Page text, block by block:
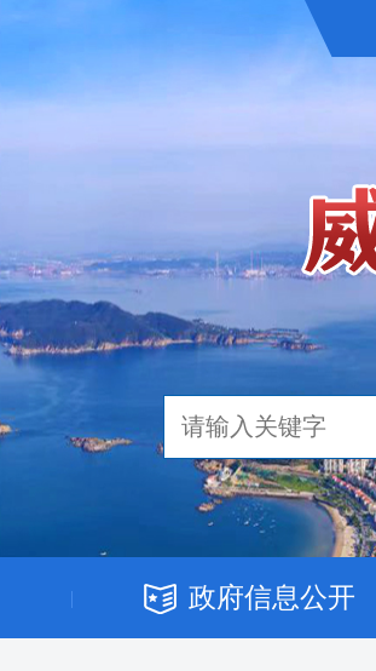
| 政府信息公开